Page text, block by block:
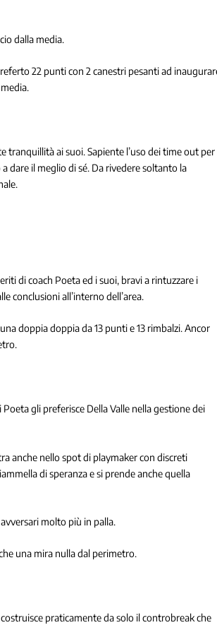
dalla media.
22 punti con 2 canestri pesanti ad
tranquillità ai suoi. Sapiente l’uso dei time out per
dare il meglio di sé. Da rivedere soltanto la
di coach Poeta ed i suoi, bravi a rintuzzare i
conclusioni all’interno dell’area.
doppia doppia da 13 punti e 13 rimbalzi. Ancor
gli preferisce Della Valle nella gestione dei
anche nello spot di playmaker con discreti
di speranza e si prende anche quella
molto più in palla.
una mira nulla dal perimetro.
praticamente da solo il controbreak che